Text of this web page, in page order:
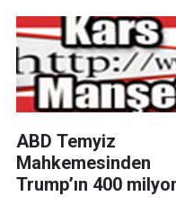
ABD Temyiz
Mahkemesinden
Trump’ın 400